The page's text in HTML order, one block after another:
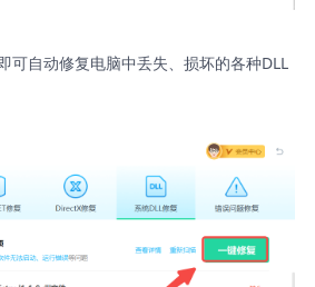
可自动修复电脑中丢失、损坏的各种DLL